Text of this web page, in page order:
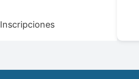
Inscripciones